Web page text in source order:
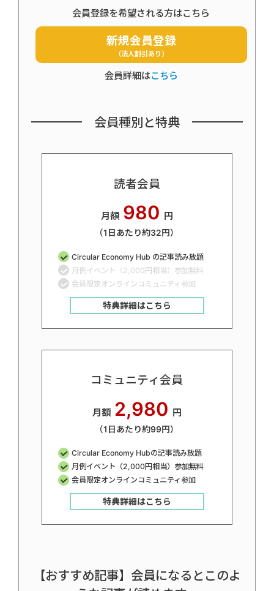
会員登録を希望される方はこちら
新規会員登録
（法人割引あり）
会員詳細はこちら
会員種別と特典
読者会員
月額 980 円
（1日あたり約32円）
Circular Economy Hub の記事読み放題
月例イベント（2,000円相当）参加無料
会員限定オンラインコミュニティ参加
特典詳細はこちら
コミュニティ会員
月額 2,980 円
（1日あたり約99円）
Circular Economy Hubの記事読み放題
月例イベント（2,000円相当）参加無料
会員限定オンラインコミュニティ参加
特典詳細はこちら
【おすすめ記事】会員になるとこのよ